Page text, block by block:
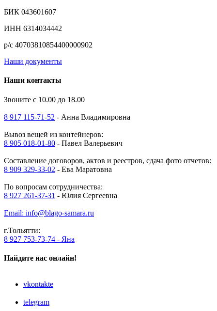
БИК 043601607
ИНН 6314034442
р/с 40703810854400000902
Наши документы
Наши контакты
Звоните с 10.00 до 18.00
8 917 115-71-52 - Анна Владимировна
Вывоз вещей из контейнеров:
8 905 018-01-80 - Павел Валерьевич
Составление договоров, актов и реестров, сдача фото отчетов:
8 909 329-33-02 - Ева Маратовна
По вопросам сотрудничества:
8 927 261-37-31 - Юлия Сергеевна
Email: info@blago-samara.ru
г.Тольятти:
8 927 753-73-74 - Яна
Найдите нас онлайн!
vkontakte
telegram